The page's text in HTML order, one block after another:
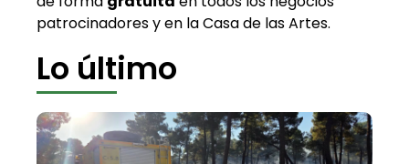
patrocinadores y en la Casa de las Artes.
Lo último